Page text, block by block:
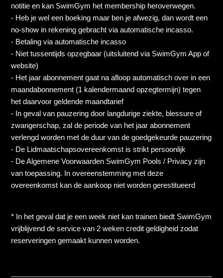
Personal training 5 sessies - flex - 3 maanden geldig
Personal training non-members 5 sessies - flex - 3
maanden geldig
Zie meer
notitie en kan SwimGym het membership heroverwegen.
- Heb je wel een boeking maar ben je afwezig, dan wordt een
no-show in rekening gebracht via automatische incasso.
- Betaling via automatische incasso
- Niet tussentijds opzegbaar (uitsluitend via SwimGym App of
website)
- Het jaar abonnement gaat na afloop automatisch over in een
maandabonnement (1 kalendermaand opzegtermijn) tegen
het daarvoor geldende maandtarief
- In geval van pauzering door langdurige ziekte, blessure of
zwangerschap, zal de periode van het jaar abonnement
verlengd worden met de duur van de goedgekeurde pauzering
- De Lidmaatschapsovereenkomst is strikt persoonlijk
- De Algemene Voorwaarden SwimGym Pools / Privacy zijn
van toepassing. In overeenstemming met deze
overeenkomst kan de aankoop niet worden gerestitueerd
* In het geval dat je een week niet kan trainen biedt SwimGym
vrijblijvend de service van 2 weken credit geldigheid zodat
reserveringen gemaakt kunnen worden.